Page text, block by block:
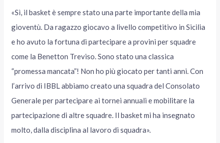
«Sì, il basket è sempre stato una parte importante della mia
gioventù. Da ragazzo giocavo a livello competitivo in Sicilia
e ho avuto la fortuna di partecipare a provini per squadre
come la Benetton Treviso. Sono stato una classica
“promessa mancata”! Non ho più giocato per tanti anni. Con
l’arrivo di IBBL abbiamo creato una squadra del Consolato
Generale per partecipare ai tornei annuali e mobilitare la
partecipazione di altre squadre. Il basket mi ha insegnato
molto, dalla disciplina al lavoro di squadra».